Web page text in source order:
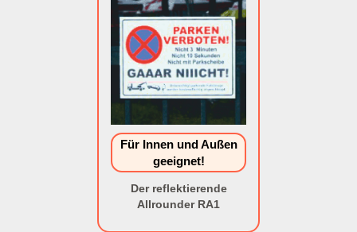
Für Innen und Außen
geeignet!
Der reflektierende
Allrounder RA1